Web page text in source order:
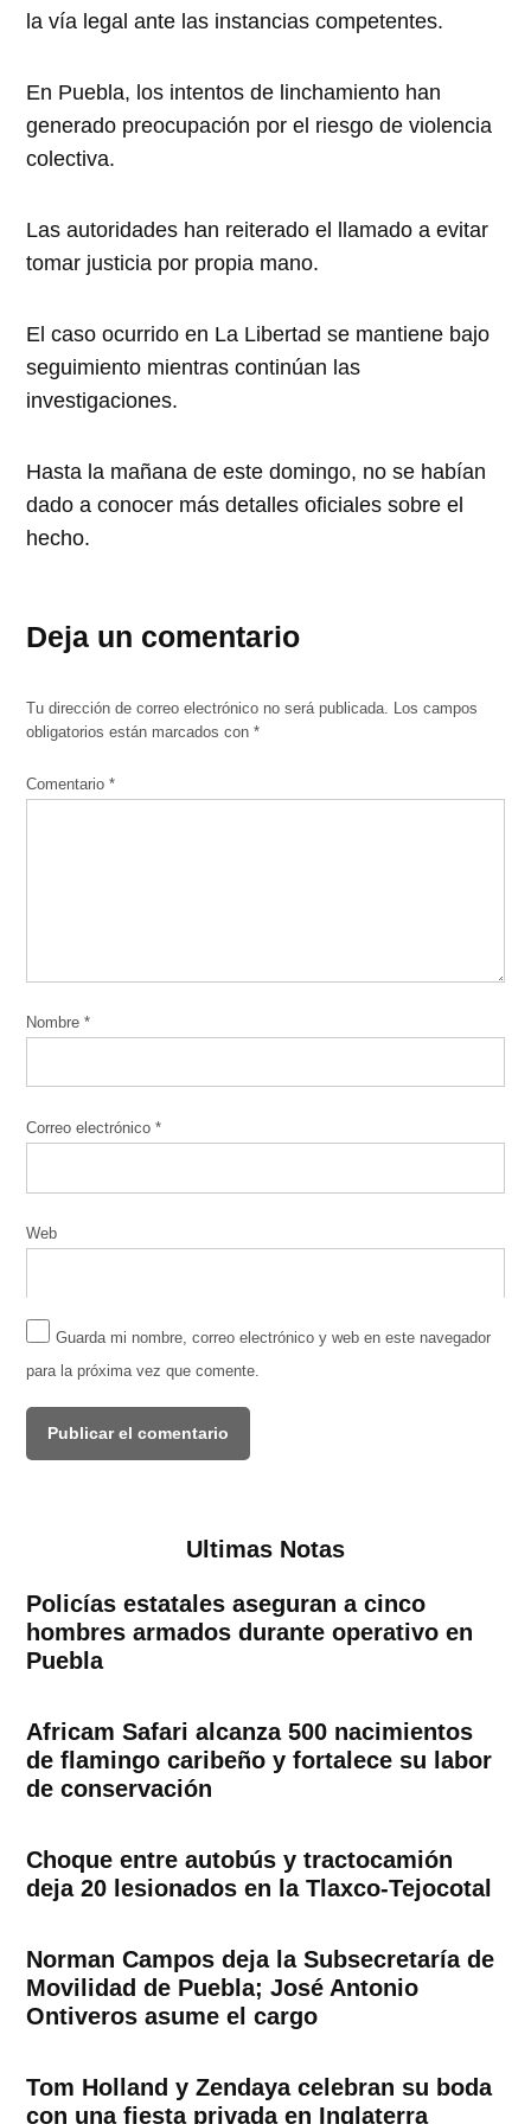
la vía legal ante las instancias competentes.
En Puebla, los intentos de linchamiento han
generado preocupación por el riesgo de violencia
colectiva.
Las autoridades han reiterado el llamado a evitar
tomar justicia por propia mano.
El caso ocurrido en La Libertad se mantiene bajo
seguimiento mientras continúan las
investigaciones.
Hasta la mañana de este domingo, no se habían
dado a conocer más detalles oficiales sobre el
hecho.
Deja un comentario
Tu dirección de correo electrónico no será publicada.
Los campos
obligatorios están marcados con*
Comentario*
Nombre*
Correo electrónico*
Web
Guarda mi nombre, correo electrónico y web en este navegador
para la próxima vez que comente.
Ultimas Notas
Policías estatales aseguran a cinco
hombres armados durante operativo en
Puebla
Africam Safari alcanza 500 nacimientos
de flamingo caribeño y fortalece su labor
de conservación
Choque entre autobús y tractocamión
deja 20 lesionados en la Tlaxco-Tejocotal
Norman Campos deja la Subsecretaría de
Movilidad de Puebla; José Antonio
Ontiveros asume el cargo
Tom Holland y Zendaya celebran su boda
con una fiesta privada en Inglaterra